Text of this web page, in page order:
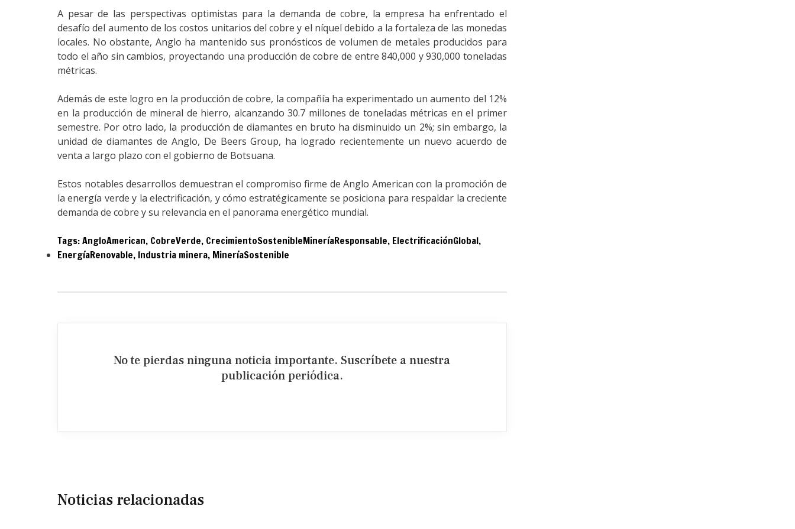
A pesar de las perspectivas optimistas para la demanda de cobre, la empresa ha enfrentado el
desafío del aumento de los costos unitarios del cobre y el níquel debido a la fortaleza de las monedas
locales. No obstante, Anglo ha mantenido sus pronósticos de volumen de metales producidos para
todo el año sin cambios, proyectando una producción de cobre de entre 840,000 y 930,000 toneladas
métricas.
Además de este logro en la producción de cobre, la compañía ha experimentado un aumento del 12%
en la producción de mineral de hierro, alcanzando 30.7 millones de toneladas métricas en el primer
semestre. Por otro lado, la producción de diamantes en bruto ha disminuido un 2%; sin embargo, la
unidad de diamantes de Anglo, De Beers Group, ha logrado recientemente un nuevo acuerdo de
venta a largo plazo con el gobierno de Botsuana.
Estos notables desarrollos demuestran el compromiso firme de Anglo American con la promoción de
la energía verde y la electrificación, y cómo estratégicamente se posiciona para respaldar la creciente
demanda de cobre y su relevancia en el panorama energético mundial.
Tags:AngloAmerican, CobreVerde, CrecimientoSostenibleMineríaResponsable, ElectrificaciónGlobal,
EnergíaRenovable, Industria minera, MineríaSostenible
No te pierdas ninguna noticia importante. Suscríbete a nuestra
publicación periódica.​
Noticias relacionadas